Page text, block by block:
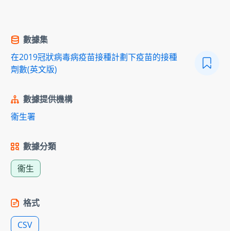
數據集
在2019冠狀病毒病疫苗接種計劃下疫苗的接種
劑數(英文版)
數據提供機構
衞生署
數據分類
衞生
格式
CSV